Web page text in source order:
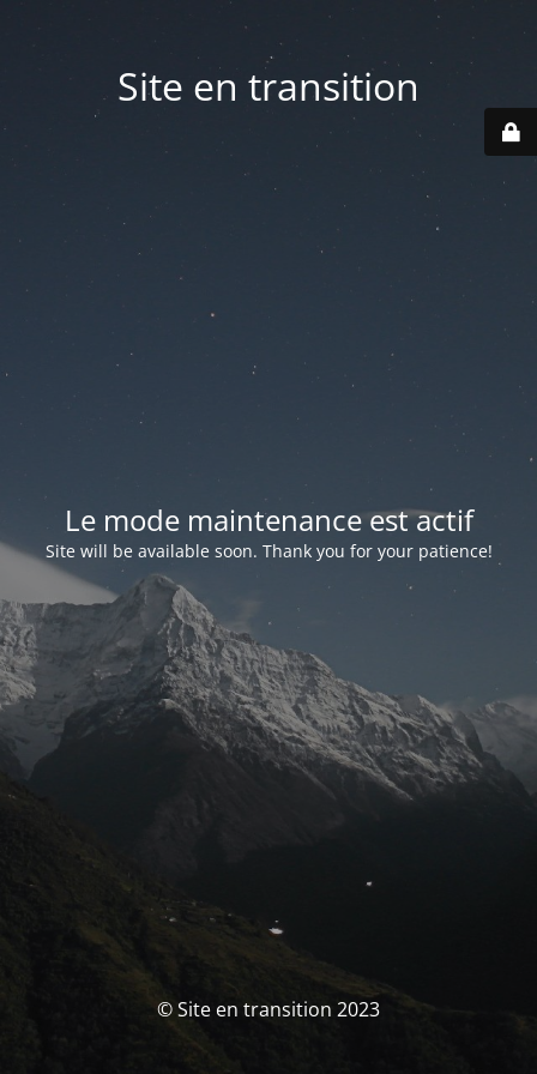
Site en transition
Le mode maintenance est actif
Site will be available soon. Thank you for your patience!
© Site en transition 2023